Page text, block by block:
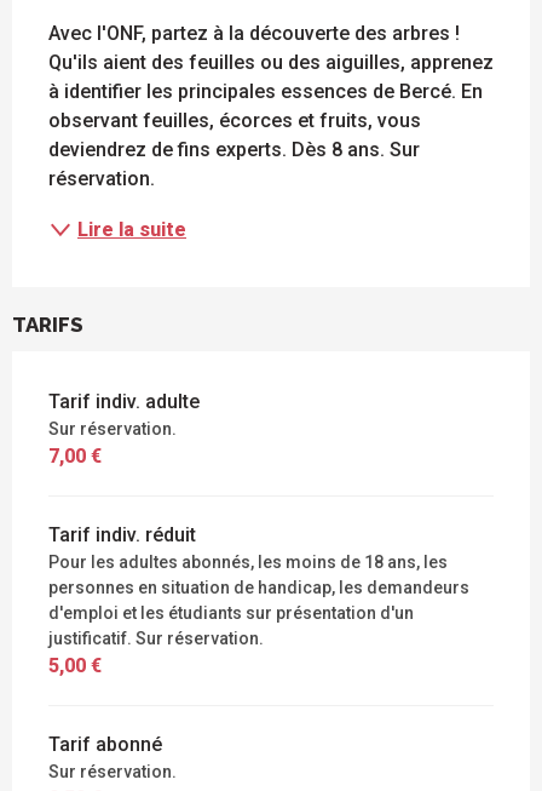
Avec l'ONF, partez à la découverte des arbres !
Qu'ils aient des feuilles ou des aiguilles, apprenez
à identifier les principales essences de Bercé. En
observant feuilles, écorces et fruits, vous
deviendrez de fins experts. Dès 8 ans. Sur
réservation.
Lire la suite
TARIFS
Tarif indiv. adulte
Sur réservation.
7,00 €
Tarif indiv. réduit
Pour les adultes abonnés, les moins de 18 ans, les
personnes en situation de handicap, les demandeurs
d'emploi et les étudiants sur présentation d'un
justificatif. Sur réservation.
5,00 €
Tarif abonné
Sur réservation.